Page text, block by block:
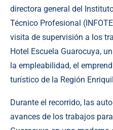
directora general del
Técnico Profesional
visita de supervisión a los
Hotel Escuela Guarocuya,
la empleabilidad, el
turístico de la Región
Durante el recorrido, las
avances de los trabajos